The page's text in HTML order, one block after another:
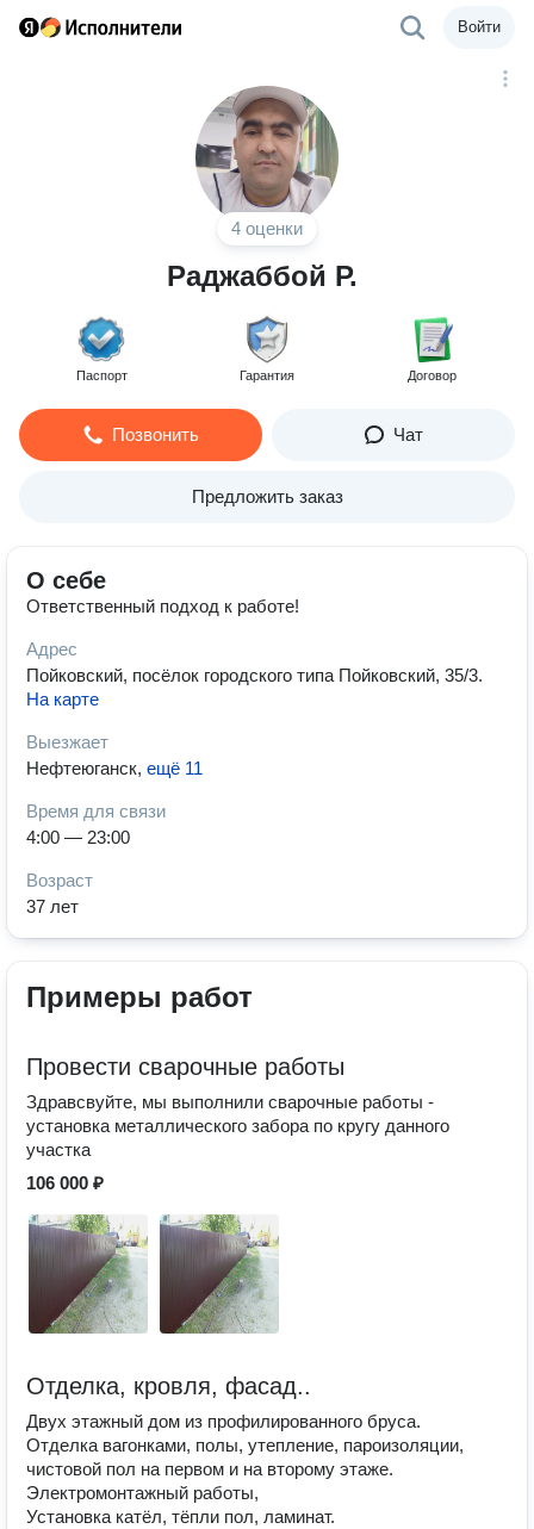
Войти
4 оценки
Раджаббой Р.
Паспорт Гарантия Договор
Позвонить Чат
Предложить заказ
О себе
Ответственный подход к работе!
Адрес
Пойковский, посёлок городского типа Пойковский, 35/3.
На карте
Выезжает
Нефтеюганск, ещё 11
Время для связи
4:00 — 23:00
Возраст
37 лет
Примеры работ
Провести сварочные работы
Здравсвуйте, мы выполнили сварочные работы -
установка металлического забора по кругу данного
участка
106 000 ₽
Отделка, кровля, фасад..
Двух этажный дом из профилированного бруса.
Отделка вагонками, полы, утепление, пароизоляции,
чистовой пол на первом и на второму этаже.
Электромонтажный работы,
Установка катёл, тёпли пол, ламинат.